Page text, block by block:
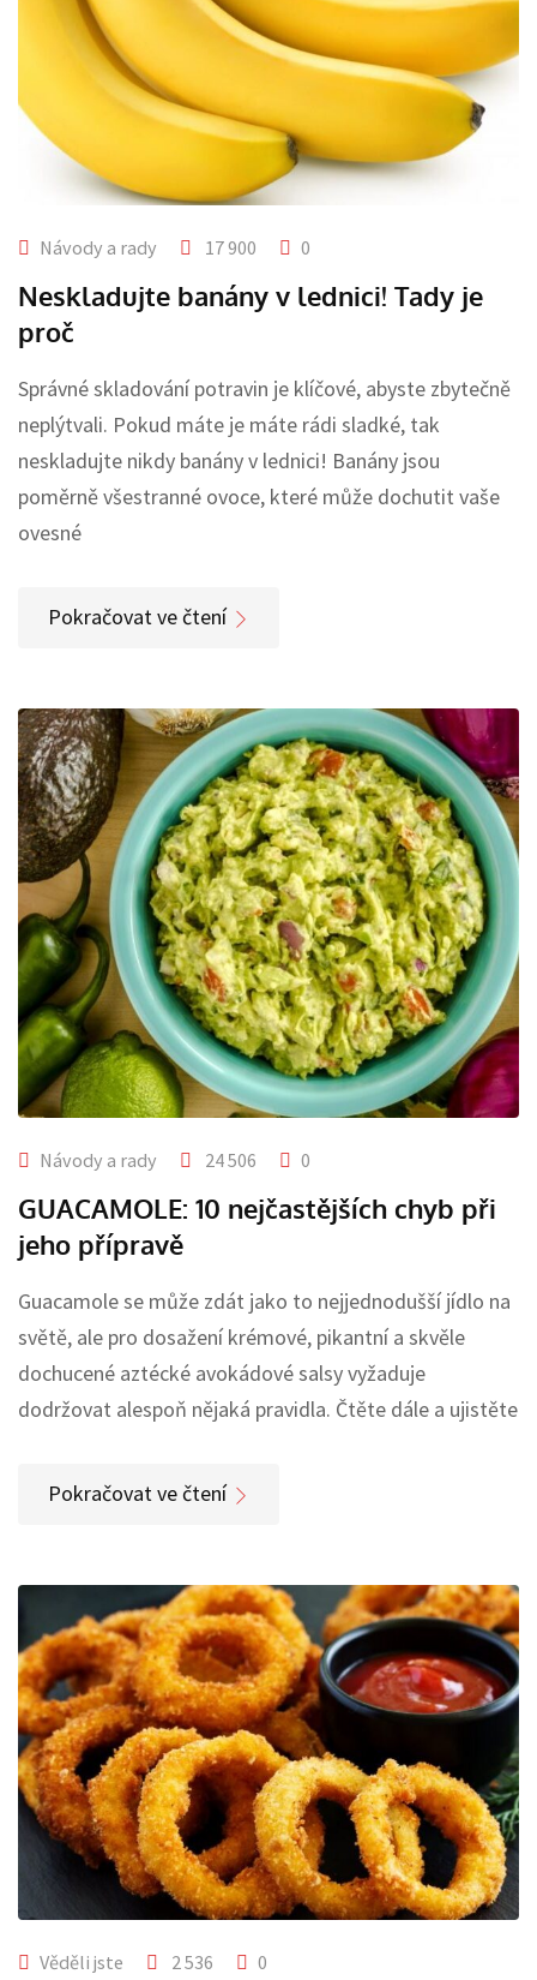
Návody a rady 17 900 0
Neskladujte banány v lednici! Tady je
proč
Správné skladování potravin je klíčové, abyste zbytečně
neplýtvali. Pokud máte je máte rádi sladké, tak
neskladujte nikdy banány v lednici! Banány jsou
poměrně všestranné ovoce, které může dochutit vaše
ovesné
Pokračovat ve čtení
Návody a rady 24 506 0
GUACAMOLE: 10 nejčastějších chyb při
jeho přípravě
Guacamole se může zdát jako to nejjednodušší jídlo na
světě, ale pro dosažení krémové, pikantní a skvěle
dochucené aztécké avokádové salsy vyžaduje
dodržovat alespoň nějaká pravidla. Čtěte dále a ujistěte
Pokračovat ve čtení
Věděli jste 2 536 0